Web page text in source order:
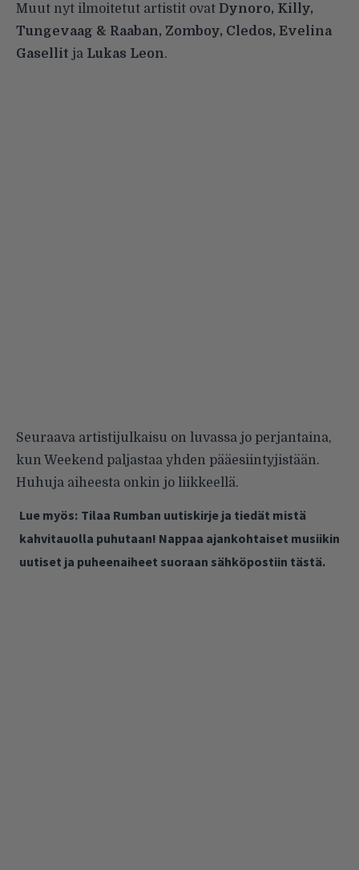
Muut nyt ilmoitetut artistit ovat Dynoro, Killy,
Tungevaag & Raaban, Zomboy, Cledos, Evelina
Gasellit ja Lukas Leon.
Seuraava artistijulkaisu on luvassa jo perjantaina,
kun Weekend paljastaa yhden pääesiintyjistään.
Huhuja aiheesta onkin jo liikkeellä.
Lue myös: Tilaa Rumban uutiskirje ja tiedät mistä
kahvitauolla puhutaan! Nappaa ajankohtaiset musiikin
uutiset ja puheenaiheet suoraan sähköpostiin tästä.